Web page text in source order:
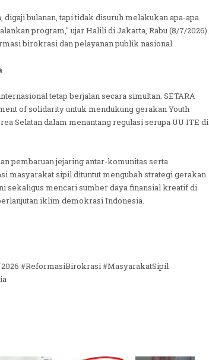
digaji bulanan, tapi tidak disuruh melakukan apa-apa
program," ujar Halili di Jakarta, Rabu (8/7/2026).
birokrasi dan pelayanan publik nasional.
tetap berjalan secara simultan. SETARA
of solidarity untuk mendukung gerakan Youth
Selatan dalam menantang regulasi serupa UU ITE di
pembaruan jejaring antar-komunitas serta
masyarakat sipil dituntut mengubah strategi gerakan
sekaligus mencari sumber daya finansial kreatif di
iklim demokrasi Indonesia.
#ReformasiBirokrasi #MasyarakatSipil